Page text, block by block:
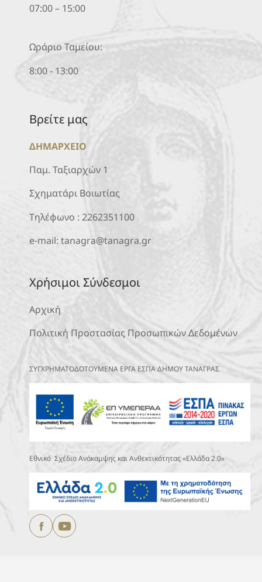
07:00 – 15:00
Ωράριο Ταμείου:
8:00 - 13:00
Βρείτε μας
ΔΗΜΑΡΧΕΙΟ
Παμ. Ταξιαρχών 1
Σχηματάρι Βοιωτίας
Τηλέφωνο : 2262351100
e-mail: tanagra@tanagra.gr
Χρήσιμοι Σύνδεσμοι
Αρχική
Πολιτική Προστασίας Προσωπικών Δεδομένων
ΣΥΓΧΡΗΜΑΤΟΔΟΤΟΥΜΕΝΑ ΕΡΓΑ ΕΣΠΑ ΔΗΜΟΥ ΤΑΝΑΓΡΑΣ
Εθνικό Σχέδιο Ανάκαμψης και Ανθεκτικότητας «Ελλάδα 2.0»